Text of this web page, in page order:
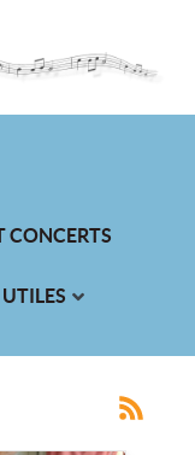
CONCERTS